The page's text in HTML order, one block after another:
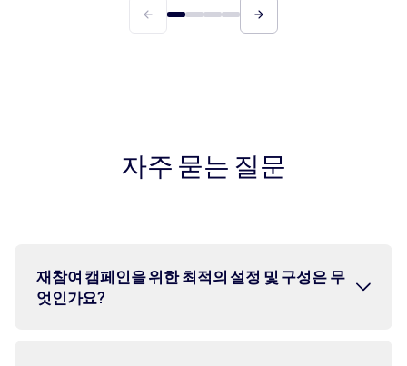
자주 묻는 질문
재참여 캠페인을 위한 최적의 설정 및 구성은 무
엇인가요?